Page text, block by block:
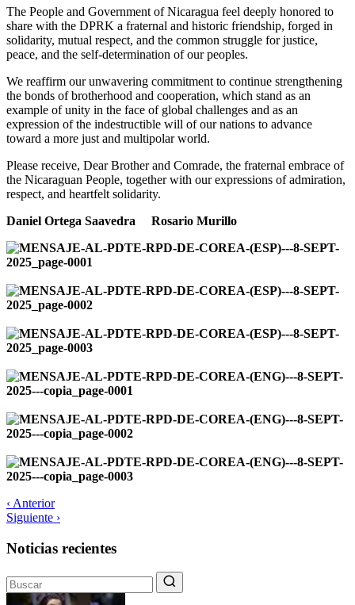
The People and Government of Nicaragua feel deeply honored to
share with the DPRK a fraternal and historic friendship, forged in
solidarity, mutual respect, and the common struggle for justice,
peace, and the self-determination of our peoples.
We reaffirm our unwavering commitment to continue strengthening
the bonds of brotherhood and cooperation, which stand as an
example of unity in the face of global challenges and as an
expression of the indestructible will of our nations to advance
toward a more just and multipolar world.
Please receive, Dear Brother and Comrade, the fraternal embrace of
the Nicaraguan People, together with our expressions of admiration,
respect, and heartfelt solidarity.
Daniel Ortega Saavedra Rosario Murillo
‹ Anterior
Siguiente ›
Noticias recientes